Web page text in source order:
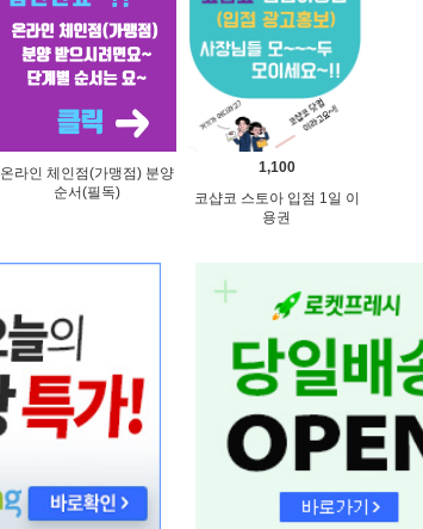
온라인 체인점(가맹점) 분양
순서(필독)
1,100
코샵코 스토아 입점 1일 이
용권